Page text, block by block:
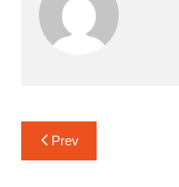
Navigasi
pos
Prev